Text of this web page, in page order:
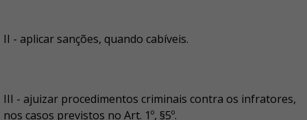
II - aplicar sanções, quando cabíveis.
III - ajuizar procedimentos criminais contra os infratores,
nos casos previstos no Art. 1º, §5º.